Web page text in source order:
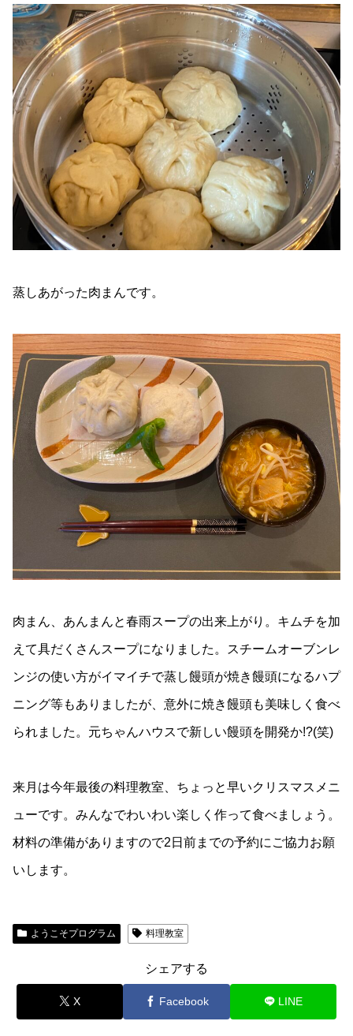
蒸しあがった肉まんです。
肉まん、あんまんと春雨スープの出来上がり。キムチを加
えて具だくさんスープになりました。スチームオーブンレ
ンジの使い方がイマイチで蒸し饅頭が焼き饅頭になるハプ
ニング等もありましたが、意外に焼き饅頭も美味しく食べ
られました。元ちゃんハウスで新しい饅頭を開発か!?(笑)
来月は今年最後の料理教室、ちょっと早いクリスマスメニ
ューです。みんなでわいわい楽しく作って食べましょう。
材料の準備がありますので2日前までの予約にご協力お願
いします。
ようこそプログラム 料理教室
シェアする
X Facebook LINE